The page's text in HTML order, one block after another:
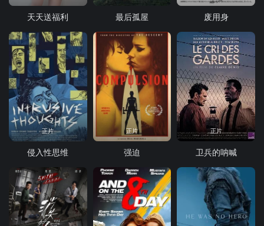
天天送福利 最后孤屋 废用身
正片
侵入性思维
正片
强迫
正片
卫兵的呐喊